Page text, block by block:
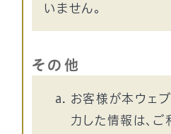
いません。
その他
お客様が本ウェ
力した情報は、